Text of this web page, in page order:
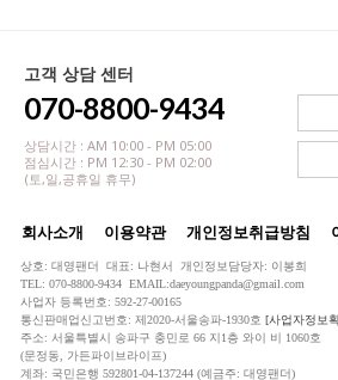
고객 상담 센터
070-8800-9434
상담시간 : AM 10:00 - PM 05:00
점심시간 : PM 12:30 - PM 02:00
(토,일,공휴일 휴무)
회사소개 이용약관 개인정보취급방침
상호: 대영팬더 대표: 나현서 개인정보담당자: 이봉희
TEL: 070-8800-9434 EMAIL:daeyoungpanda@gmail.com
사업자 등록번호: 592-27-00165
통신판매업신고번호: 제2020-서울송파-1930호 [사업자정보
주소: 서울특별시 송파구 충민로 66 지1층 와이 비 1060호
(문정동, 가든파이브라이프)
계좌: 국민은행 592801-04-137244 (예금주: 대영팬더)